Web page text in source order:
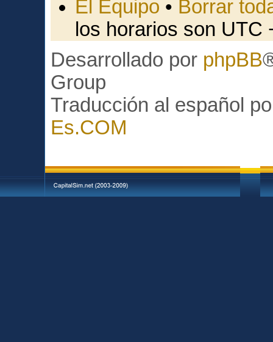
El Equipo • Borrar
los horarios son UTC
Desarrollado por phpBB
Group
Traducción al español
Es.COM